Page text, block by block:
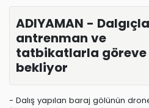
ADIYAMAN -
antrenman ve
tatbikatlarla göreve
bekliyor
- Dalış yapılan baraj gölünün